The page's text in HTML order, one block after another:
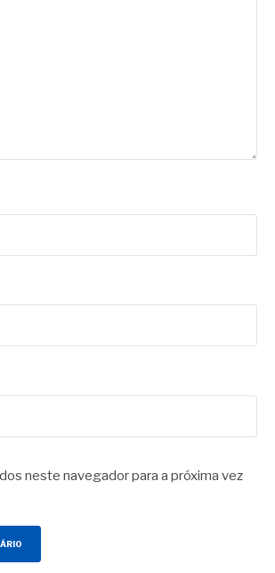
neste navegador para a próxima vez